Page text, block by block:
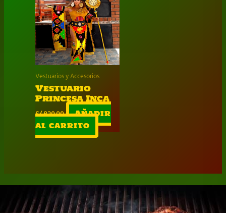
Vestuarios y Accesorios
Vestuario
Princesa Inca
S/820.00
Añadir
al carrito